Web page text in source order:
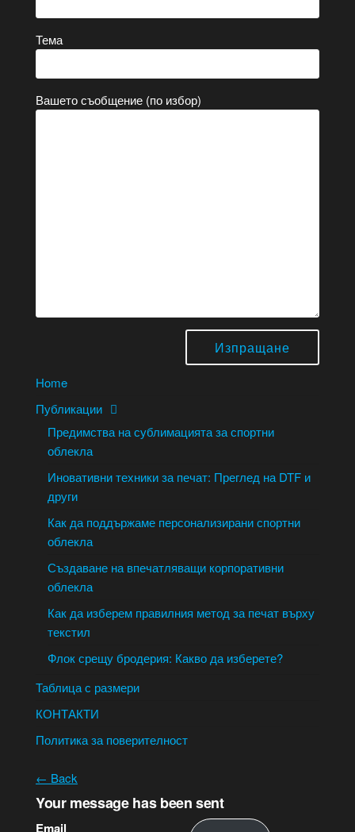
Тема
Вашето съобщение (по избор)
Home
Публикации
Предимства на сублимацията за спортни
облекла
Иновативни техники за печат: Преглед на DTF и
други
Как да поддържаме персонализирани спортни
облекла
Създаване на впечатляващи корпоративни
облекла
Как да изберем правилния метод за печат върху
текстил
Флок срещу бродерия: Какво да изберете?
Таблица с размери
КОНТАКТИ
Политика за поверителност
← Back
Your message has been sent
Email